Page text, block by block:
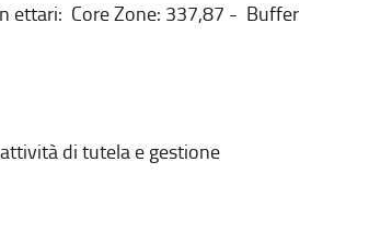
ettari: Core Zone: 337,87 - Buffer
di tutela e gestione